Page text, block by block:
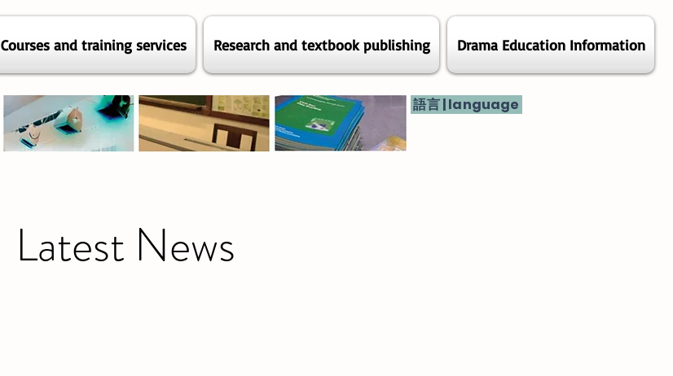
Courses and training services Research and textbook publishing Drama Education Information
語言 | language
Latest News